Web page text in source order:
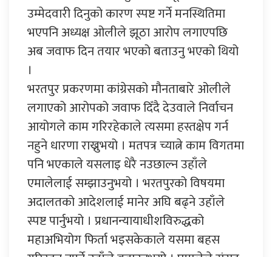
उम्मेदवारी दिनुको कारण स्पष्ट गर्ने मनस्थितिमा
भएपनि अध्यक्ष ओलीले झूठा आरोप लगाएपछि
अब जवाफ दिन तयार भएको बताउनु भएको थियो
।
भरतपुर प्रकरणमा कांग्रेसको मौनताबारे ओलीले
लगाएको आरोपको जवाफ दिँदै देउवाले निर्वाचन
आयोगले काम गरिरहेकाले त्यसमा हस्तक्षेप गर्न
नहुने धारणा राख्नुभयो । मतपत्र च्यात्ने काम विगतमा
पनि भएकाले यसलाइ धेरै नउछाल्न उहाँले
एमालेलाई सम्झाउनुभयो । भरतपुरको विषयमा
अदालतको आदेशलाई मानेर अघि बढ्ने उहाँले
स्पष्ट पार्नुभयो । प्रधानन्यायाधीशविरुद्धको
महाअभियोग फिर्ता भइसकेकाले यसमा बहस